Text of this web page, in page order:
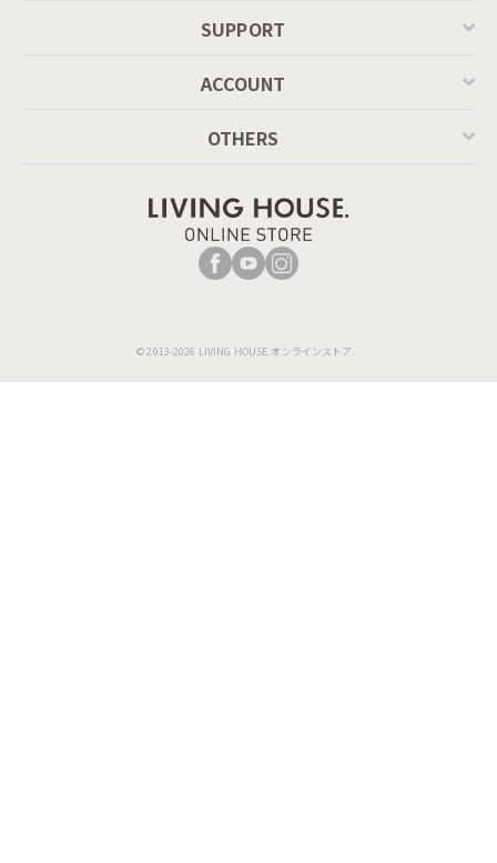
SUPPORT
ACCOUNT
OTHERS
© 2013-2026 LIVING HOUSE.オンラインストア.